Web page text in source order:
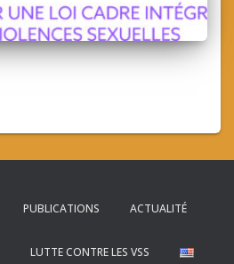
PUBLICATIONS ACTUALITÉ
LUTTE CONTRE LES VSS